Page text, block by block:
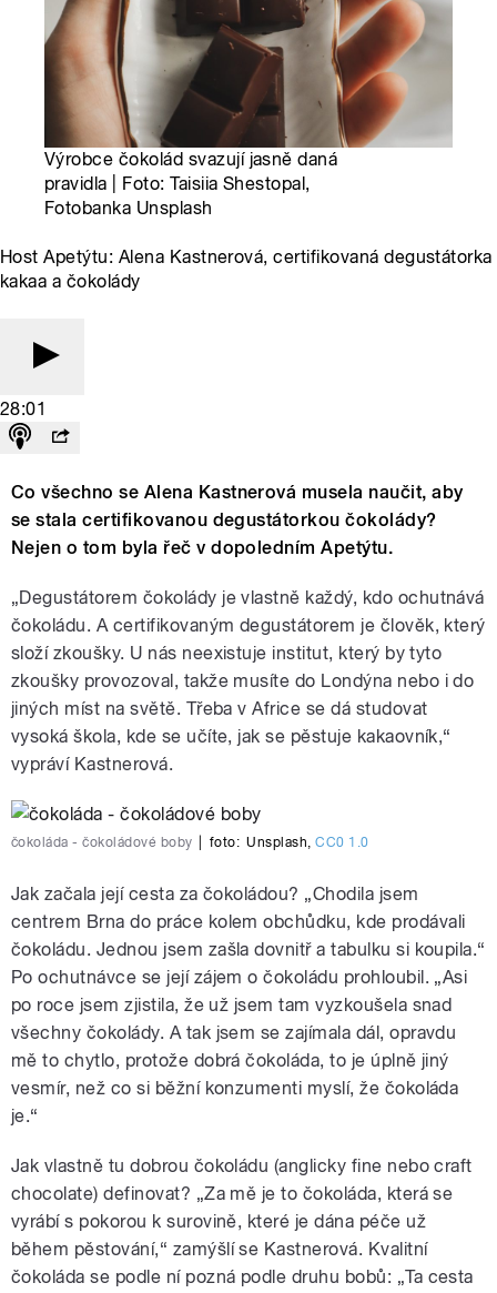
Výrobce čokolád svazují jasně daná
pravidla | Foto: Taisiia Shestopal,
Fotobanka Unsplash
Host Apetýtu: Alena Kastnerová, certifikovaná degustátorka
kakaa a čokolády
28:01
Co všechno se Alena Kastnerová musela naučit, aby
se stala certifikovanou degustátorkou čokolády?
Nejen o tom byla řeč v dopoledním Apetýtu.
„Degustátorem čokolády je vlastně každý, kdo ochutnává
čokoládu. A certifikovaným degustátorem je člověk, který
složí zkoušky. U nás neexistuje institut, který by tyto
zkoušky provozoval, takže musíte do Londýna nebo i do
jiných míst na světě. Třeba v Africe se dá studovat
vysoká škola, kde se učíte, jak se pěstuje kakaovník,“
vypráví Kastnerová.
čokoláda - čokoládové boby foto: Unsplash,CC0 1.0
Jak začala její cesta za čokoládou? „Chodila jsem
centrem Brna do práce kolem obchůdku, kde prodávali
čokoládu. Jednou jsem zašla dovnitř a tabulku si koupila.“
Po ochutnávce se její zájem o čokoládu prohloubil. „Asi
po roce jsem zjistila, že už jsem tam vyzkoušela snad
všechny čokolády. A tak jsem se zajímala dál, opravdu
mě to chytlo, protože dobrá čokoláda, to je úplně jiný
vesmír, než co si běžní konzumenti myslí, že čokoláda
je.“
Jak vlastně tu dobrou čokoládu (anglicky fine nebo craft
chocolate) definovat? „Za mě je to čokoláda, která se
vyrábí s pokorou k surovině, které je dána péče už
během pěstování,“ zamýšlí se Kastnerová. Kvalitní
čokoláda se podle ní pozná podle druhu bobů: „Ta cesta